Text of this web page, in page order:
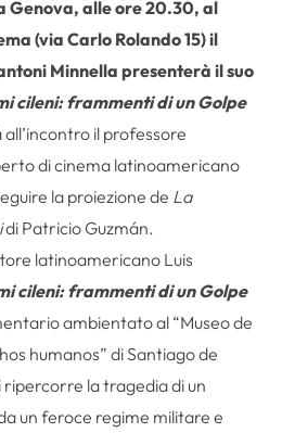
Genova, alle ore 20.30, al
(via Carlo Rolando 15) il
Minnella presenterà il suo
cileni: frammenti di un Golpe
il professore
di cinema latinoamericano
la proiezione de La
di Patricio Guzmán.
latinoamericano Luis
cileni: frammenti di un Golpe
ambientato al “Museo de
humanos” di Santiago de
ripercorre la tragedia di un
un feroce regime militare e